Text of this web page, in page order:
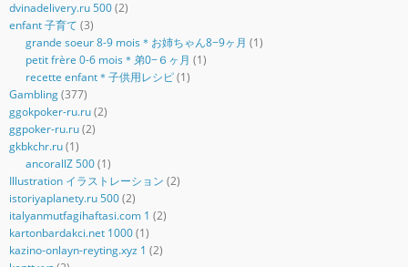
dvinadelivery.ru 500(2)
enfant 子育て (3)
grande soeur 8-9 mois＊お姉ちゃん8−9ヶ月 (1)
petit frère 0-6 mois＊弟0−６ヶ月 (1)
recette enfant＊子供用レシピ(1)
Gambling(377)
ggokpoker-ru.ru(2)
ggpoker-ru.ru(2)
gkbkchr.ru(1)
ancorallZ 500(1)
Illustration イラストレーション (2)
istoriyaplanety.ru 500(2)
italyanmutfagihaftasi.com 1 (2)
kartonbardakci.net 1000(1)
kazino-onlayn-reyting.xyz 1 (2)